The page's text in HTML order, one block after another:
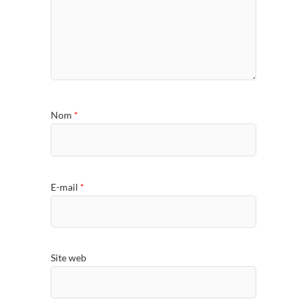
Nom *
E-mail *
Site web